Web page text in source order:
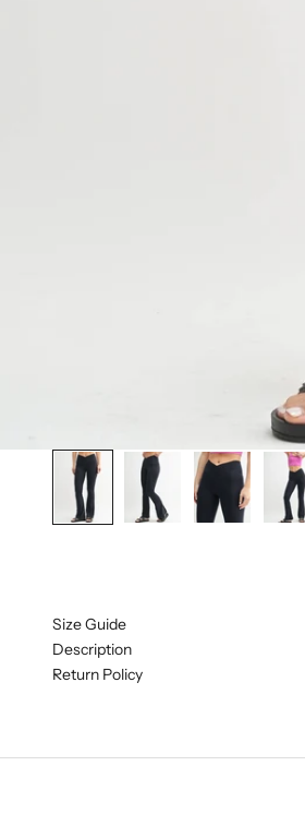
Size Guide
Description
Return Policy